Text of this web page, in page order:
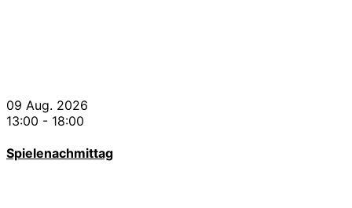
09 Aug. 2026
13:00 - 18:00
Spielenachmittag